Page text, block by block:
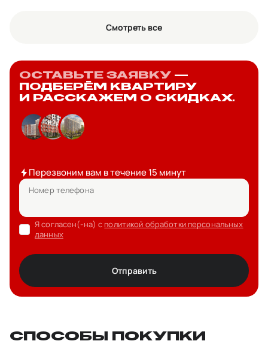
Смотреть все
ОСТАВЬТЕ ЗАЯВКУ —
ПОДБЕРЁМ КВАРТИРУ
И РАССКАЖЕМ О СКИДКАХ.
Перезвоним вам в течение 15 минут
Номер телефона
Я согласен(-на) с политикой обработки персональных
данных
Отправить
СПОСОБЫ ПОКУПКИ